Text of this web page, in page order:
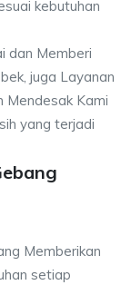
kebutuhan
dan Memberi
juga Layanan
Mendesak Kami
yang terjadi
Memberikan
setiap